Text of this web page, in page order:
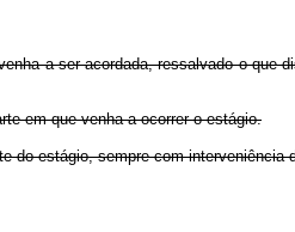
a ser acordada, ressalvado o que
em que venha a ocorrer o estágio.
estágio, sempre com interveniência